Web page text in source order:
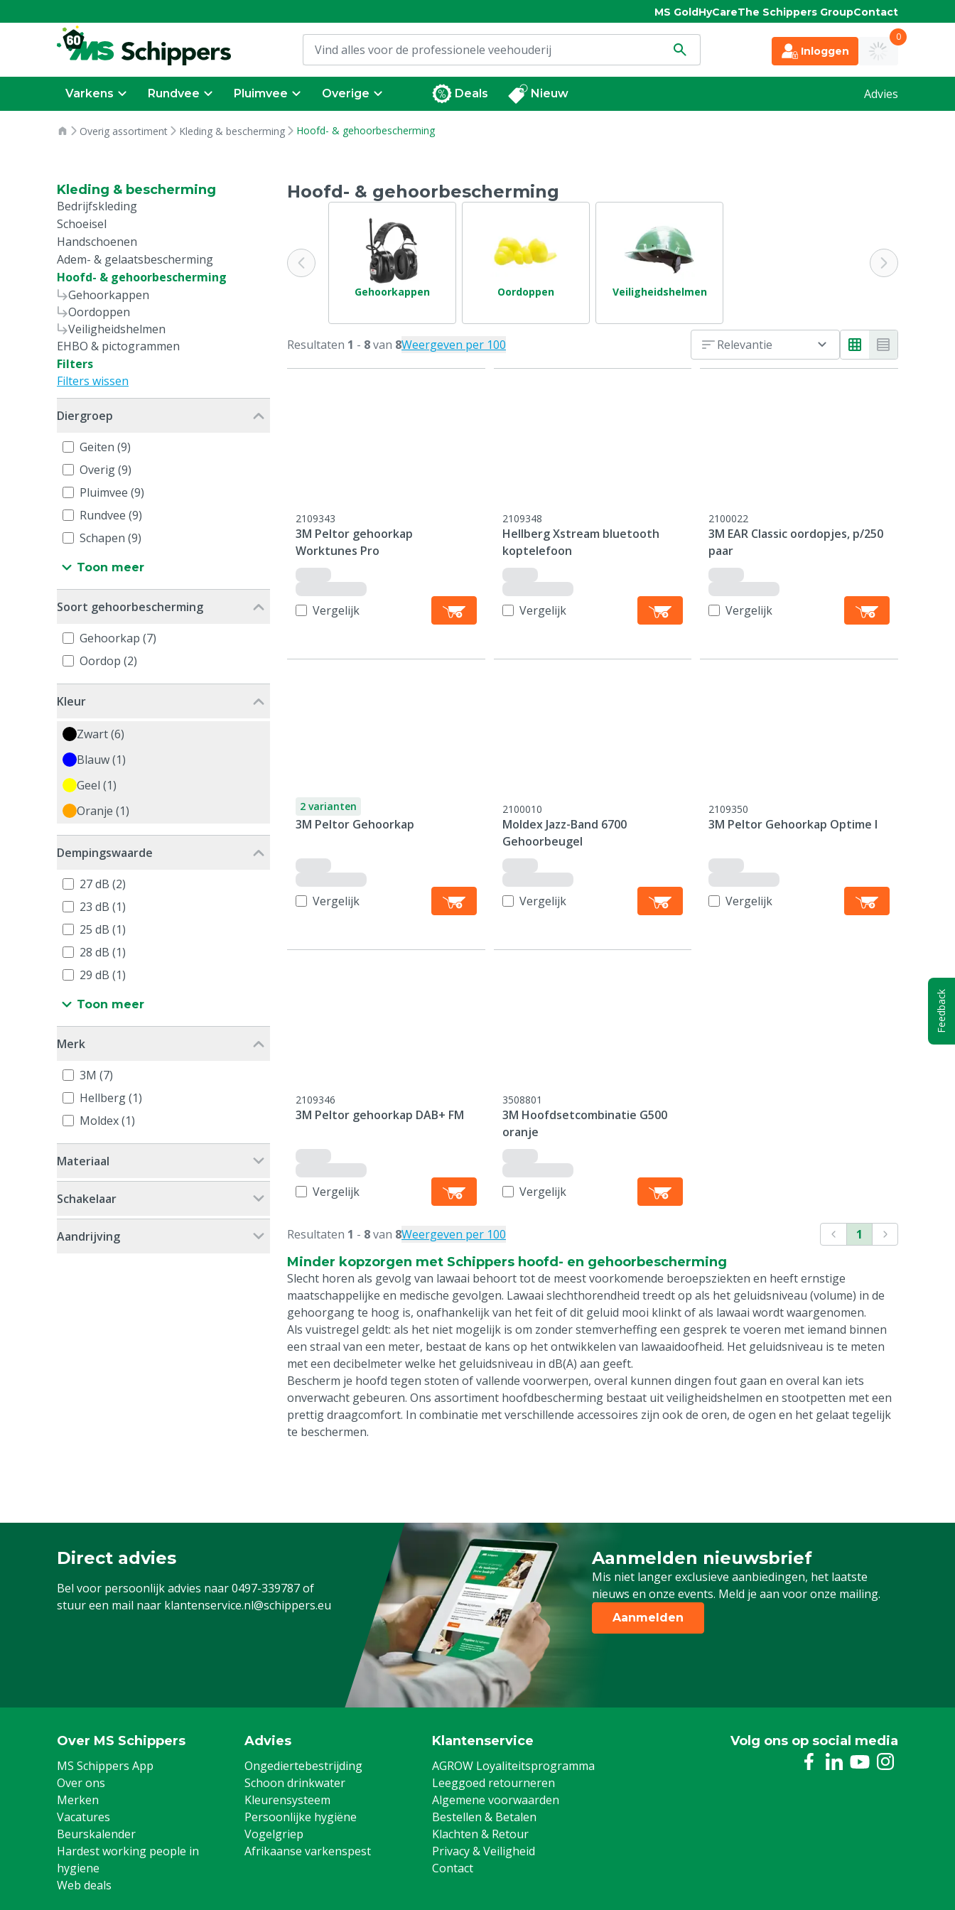
MS GoldHyCareThe Schippers GroupContact
Inloggen
0
Varkens Rundvee Pluimvee Overige Deals Nieuw Advies
Overig assortiment Kleding & bescherming Hoofd- & gehoorbescherming
Kleding & bescherming
Bedrijfskleding
Schoeisel
Handschoenen
Adem- & gelaatsbescherming
Hoofd- & gehoorbescherming
Gehoorkappen
Oordoppen
Veiligheidshelmen
EHBO & pictogrammen
Filters
Filters wissen
Diergroep
Geiten (9)
Overig (9)
Pluimvee (9)
Rundvee (9)
Schapen (9)
Toon meer
Soort gehoorbescherming
Gehoorkap (7)
Oordop (2)
Kleur
Zwart (6)
Blauw (1)
Geel (1)
Oranje (1)
Dempingswaarde
27 dB (2)
23 dB (1)
25 dB (1)
28 dB (1)
29 dB (1)
Toon meer
Merk
3M (7)
Hellberg (1)
Moldex (1)
Materiaal
Schakelaar
Aandrijving
Hoofd- & gehoorbescherming
Gehoorkappen Oordoppen Veiligheidshelmen
Resultaten 1 - 8van 8Weergeven per 100 Relevantie
2109343
3M Peltor gehoorkap
Worktunes Pro
Vergelijk
2109348
Hellberg Xstream bluetooth
koptelefoon
Vergelijk
2100022
3M EAR Classic oordopjes, p/250
paar
Vergelijk
2 varianten
3M Peltor Gehoorkap
Vergelijk
2100010
Moldex Jazz-Band 6700
Gehoorbeugel
Vergelijk
2109350
3M Peltor Gehoorkap Optime I
Vergelijk
2109346
3M Peltor gehoorkap DAB+ FM
Vergelijk
3508801
3M Hoofdsetcombinatie G500
oranje
Vergelijk
Resultaten 1 - 8van 8Weergeven per 100
1
Minder kopzorgen met Schippers hoofd- en gehoorbescherming
Slecht horen als gevolg van lawaai behoort tot de meest voorkomende beroepsziekten en heeft ernstige
maatschappelijke en medische gevolgen. Lawaai slechthorendheid treedt op als het geluidsniveau (volume) in de
gehoorgang te hoog is, onafhankelijk van het feit of dit geluid mooi klinkt of als lawaai wordt waargenomen.
Als vuistregel geldt: als het niet mogelijk is om zonder stemverheffing een gesprek te voeren met iemand binnen
een straal van een meter, bestaat de kans op het ontwikkelen van lawaaidoofheid. Het geluidsniveau is te meten
met een decibelmeter welke het geluidsniveau in dB(A) aan geeft.
Bescherm je hoofd tegen stoten of vallende voorwerpen, overal kunnen dingen fout gaan en overal kan iets
onverwacht gebeuren. Ons assortiment hoofdbescherming bestaat uit veiligheidshelmen en stootpetten met een
prettig draagcomfort. In combinatie met verschillende accessoires zijn ook de oren, de ogen en het gelaat tegelijk
te beschermen.
Direct advies
Bel voor persoonlijk advies naar0497-339787of
stuur een mail naar klantenservice.nl@schippers.eu
Aanmelden nieuwsbrief
Mis niet langer exclusieve aanbiedingen, het laatste
nieuws en onze events. Meld je aan voor onze mailing.
Schrijf je in voor onze nieuwsbrief
Aanmelden
Over MS Schippers
MS Schippers App
Over ons
Merken
Vacatures
Beurskalender
Hardest working people in
hygiene
Web deals
Advies
Ongediertebestrijding
Schoon drinkwater
Kleurensysteem
Persoonlijke hygiëne
Vogelgriep
Afrikaanse varkenspest
Klantenservice
AGROW Loyaliteitsprogramma
Leeggoed retourneren
Algemene voorwaarden
Bestellen & Betalen
Klachten & Retour
Privacy & Veiligheid
Contact
Volg ons op social media
Feedback